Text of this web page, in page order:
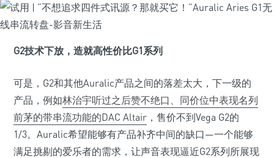
G2技术下放，造就高性价比G1系列
可是，G2和其他Auralic产品之间的落差太大，下一级的
产品，例如林治宇听过之后赞不绝口、同价位中表现名列
前茅的带串流功能的DAC Altair ，售价不到Vega G2的
1/3。Auralic希望能够有产品补齐中间的缺口—一个能够
满足挑剔的爱乐者的需求，让声音表现逼近G2系列所展现